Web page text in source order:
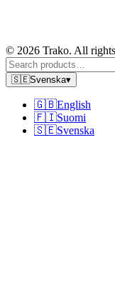
© 2026 Trako. All
🇸🇪Svenska▾
🇬🇧English
🇫🇮Suomi
🇸🇪Svenska